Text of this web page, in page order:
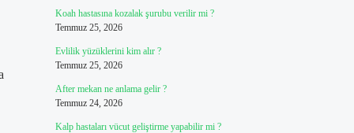
Koah hastasına kozalak şurubu verilir mi ?
Temmuz 25, 2026
Evlilik yüzüklerini kim alır ?
Temmuz 25, 2026
After mekan ne anlama gelir ?
Temmuz 24, 2026
Kalp hastaları vücut geliştirme yapabilir mi ?